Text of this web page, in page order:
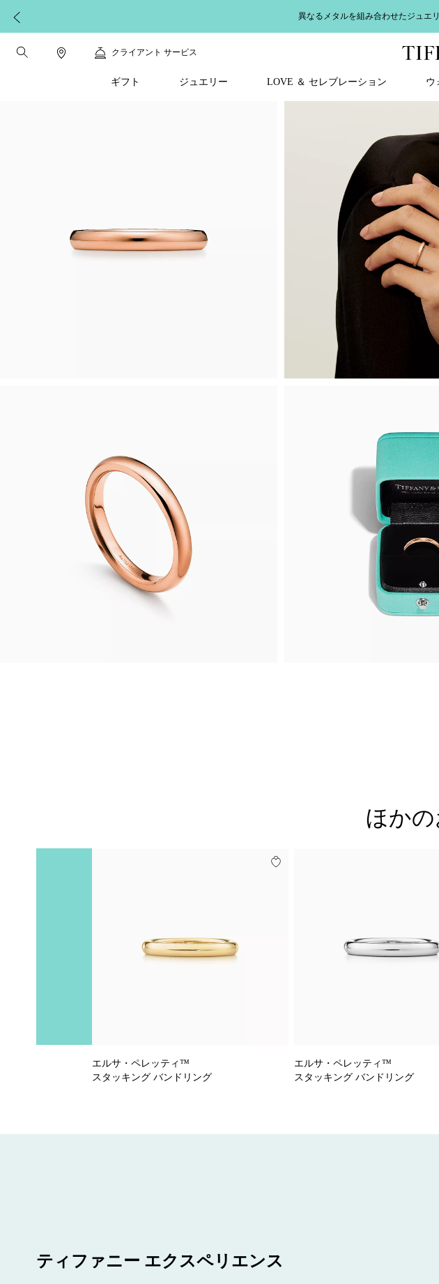
異なるメタルを組み合わせたジュエ
クライアント サービス
ギフト ジュエリー LOVE ＆ セレブレーション ウ
ほか
エルサ・ペレッティ™
スタッキング バンドリング
エルサ・ペレッティ™
スタッキング バンドリング
ティファニー エクスペリエンス